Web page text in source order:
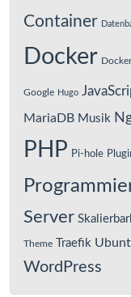
Container
Docker
Google Hugo
MariaDB Musik
PHP Pi-hole
Server
Theme Traefik
WordPress